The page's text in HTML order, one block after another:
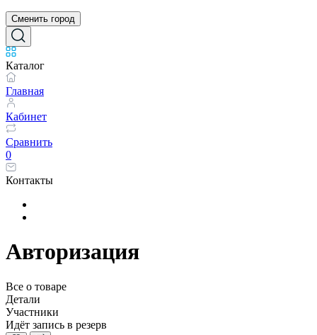
Сменить город
Каталог
Главная
Кабинет
Сравнить
0
Контакты
Авторизация
Все о товаре
Детали
Участники
Идёт запись в резерв